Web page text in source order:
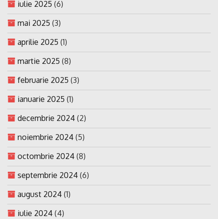
iulie 2025 (6)
mai 2025 (3)
aprilie 2025 (1)
martie 2025 (8)
februarie 2025 (3)
ianuarie 2025 (1)
decembrie 2024 (2)
noiembrie 2024 (5)
octombrie 2024 (8)
septembrie 2024 (6)
august 2024 (1)
iulie 2024 (4)